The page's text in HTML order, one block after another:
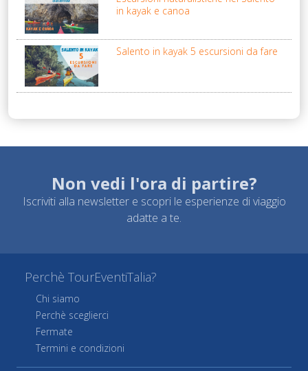
in kayak e canoa
Salento in kayak 5 escursioni da fare
Non vedi l'ora di partire?
Iscriviti alla newsletter e scopri le esperienze di viaggio
adatte a te.
Perchè TourEventiTalia?
Chi siamo
Perchè sceglierci
Fermate
Termini e condizioni